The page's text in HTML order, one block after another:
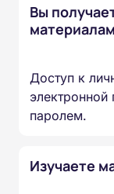
Вы
материалам
Доступ к
электронной
паролем.
Изучаете